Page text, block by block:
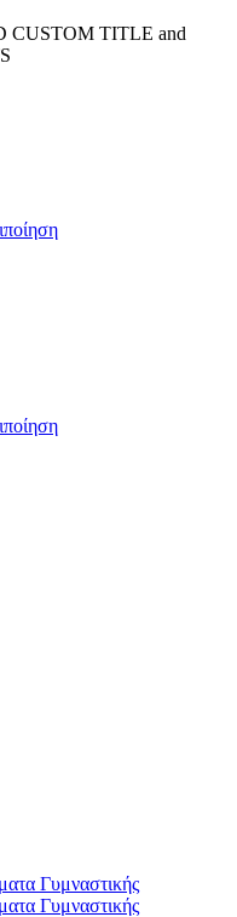
CUSTOM TITLE and
Γυμναστικής
Γυμναστικής